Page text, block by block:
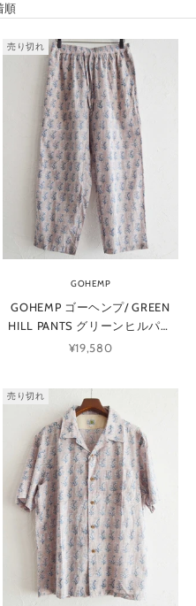
順
売り切れ
GOHEMP
GOHEMP ゴーヘンプ/ GREEN
HILL PANTS グリーンヒルパン
ツ (ROSE GRAY ローズグレー)
セール価格
¥19,580
売り切れ